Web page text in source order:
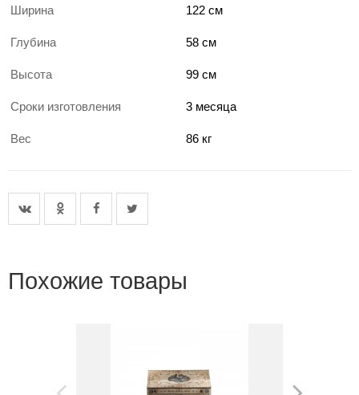
Ширина 122 см
Глубина 58 см
Высота 99 см
Сроки изготовления 3 месяца
Вес 86 кг
Похожие товары